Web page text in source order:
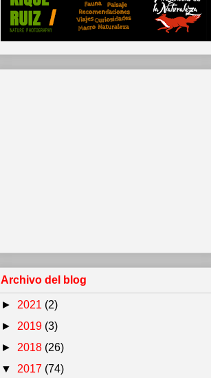
Archivo del blog
► 2021 (2)
► 2019 (3)
► 2018 (26)
▼ 2017 (74)